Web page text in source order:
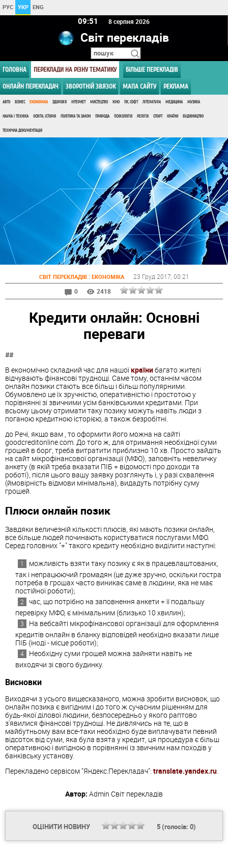
РУС УКР ENG
09 51 8 серпня 2026
Світ перекладів
ГОЛОВНА ПЕРЕКЛАДИ НА РІЗНУ ТЕМАТИКУ БІЛЬШЕ ПЕРЕКЛАДІВ
ОНЛАЙН ПЕРЕКЛАДАЧ ЗВОРОТНІЙ ЗВЯЗОК МАПА САЙТУ РЕКЛАМА
АВТО БІЗНЕС ЕКОНОМІКА ЗДОРОВ'Я ІНТЕРНЕТ МИСТЕЦТВО КІНО ПК, СОФТ ЛІТЕРАТУРА МЕДИЦИНА МУЗИКА
НАУКА І ТЕХНІКА ОСВІТА, ІСТОРІЯ ПОЛІТИКА ТА ЗАКОН ПРИРОДА ПСИХОЛОГІЯ РЕЛІГІЯ СПОРТ КРАЇНИ БУДІВНИЦТВО
ТЕХНІЧНА ДОКУМЕНТАЦІЯ
СВІТ ПЕРЕКЛАДІВ: ЕКОНОМІКА 23 Груд 2017 , 00:21
0
2418
Кредити онлайн: Основні
переваги
##
В економічно складний час для нашоїкраїнибагато жителі
відчувають фінансові труднощі. Саме тому, останнім часом
онлайн позики стають все більш і більш популярними.
Обумовлено це їх зручністю, оперативністю і простотою у
порівнянні зі звичними усім банківськими кредитами. При
всьому цьому отримати таку позику можуть навіть люди з
поганою кредитною історією, а також безробітні.
до Речі, якщо вам , то оформити його можна на сайті
goodcreditonline.com. До того ж, для отримання необхідної суми
грошей в борг, треба витратити приблизно 10 хв. Просто зайдіть
на сайт мікрофінансової організації (МФО), заповніть невеличку
анкету (в якій треба вказати ПІБ + відомості про доходи та
роботі), після цього вашу заявку розглянуть і, у разі схвалення
(ймовірність відмови мінімальна), видадуть потрібну суму
грошей.
Плюси онлайн позик
Завдяки величезній кількості плюсів, які мають позики онлайн,
все більше людей починають користуватися послугами МФО.
Серед головних "+" такого кредиту необхідно виділити наступні:
можливість взяти таку позику є як в працевлаштованих,
так і непрацюючий громадян (це дуже зручно, оскільки гостра
потреба в грошах часто виникає саме в людини, яка не має
постійної роботи);
час, що потрібно на заповнення анкети + її подальшу
перевірку МФО, є мінімальним (близько 10 хвилин);
На вебсайті мікрофінансової організації для оформлення
кредитів онлайн в бланку відповідей необхідно вказати лише
ПІБ (іноді - місце роботи);
Необхідну суми грошей можна зайняти навіть не
виходячи зі свого будинку.
Висновки
Виходячи з усього вищесказаного, можна зробити висновок, що
онлайн позика є вигідним і до того ж сучасним рішенням для
будь-якої ділової людини, безпосередньо у якого раптово
з'явилися фінансові труднощі. Не дивлячись на те, що в
майбутньому вам все-таки необхідно буде виплачувати певний
відсоток від суми, яка була взята у кредит, ця процедура є більш
оперативною і вигідною в порівнянні із звичним нам походів у
банківську установу.
Перекладено сервісом "Яндекс.Перекладач": translate.yandex.ru.
Автор: Admin Світ перекладів
ОЦІНИТИ НОВИНУ 5(голосів: 0)